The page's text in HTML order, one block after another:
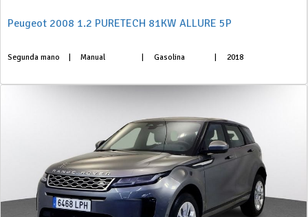
Peugeot 2008 1.2 PURETECH 81KW ALLURE 5P
Segunda mano Manual Gasolina 2018